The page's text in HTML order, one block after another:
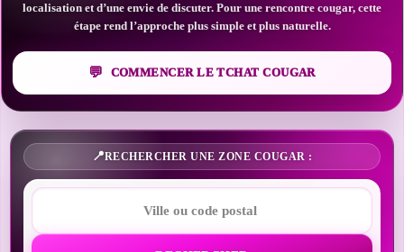
localisation et d’une envie de discuter. Pour une rencontre cougar, cette
étape rend l’approche plus simple et plus naturelle.
COMMENCER LE TCHAT COUGAR
RECHERCHER UNE ZONE COUGAR :